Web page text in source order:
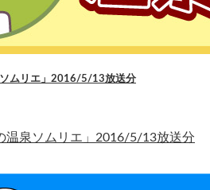
ムリエ」2016/5/13放送分
温泉ソムリエ」2016/5/13放送分